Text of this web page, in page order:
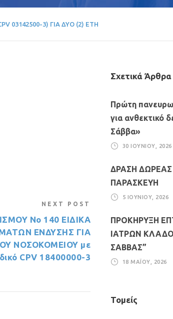
03142500-3) ΓΙΑ ΔΥΟ (2) ΕΤΗ
NEXT POST
Νο 140 ΕΙΔΙΚΑ
ΕΝΔΥΣΗΣ ΓΙΑ
ΝΟΣΟΚΟΜΕΙΟΥ με
CPV 18400000-3
Σχετικά Άρθρα
Πρώτη
για ανθεκτικό
Σάββα»
30 ΙΟΥΝΊΟΥ, 2026
ΔΡΑΣΗ
ΠΑΡΑΣΚΕΥΗ
5 ΙΟΥΝΊΟΥ, 2026
ΠΡΟΚΗΡΥΞΗ
ΙΑΤΡΩΝ
ΣΑΒΒΑΣ”
18 ΜΑΪ́ΟΥ, 2026
Τομείς